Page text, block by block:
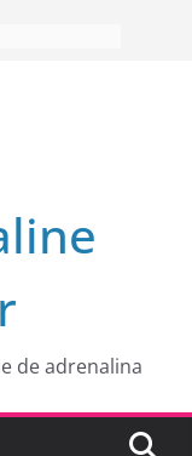
Excelente
!!
EL
de adrenalina